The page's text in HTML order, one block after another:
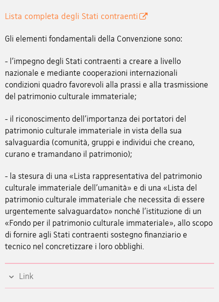
Lista completa degli Stati contraenti
Gli elementi fondamentali della Convenzione sono:
- l'impegno degli Stati contraenti a creare a livello
nazionale e mediante cooperazioni internazionali
condizioni quadro favorevoli alla prassi e alla trasmissione
del patrimonio culturale immateriale;
- il riconoscimento dell'importanza dei portatori del
patrimonio culturale immateriale in vista della sua
salvaguardia (comunità, gruppi e individui che creano,
curano e tramandano il patrimonio);
- la stesura di una «Lista rappresentativa del patrimonio
culturale immateriale dell'umanità» e di una «Lista del
patrimonio culturale immateriale che necessita di essere
urgentemente salvaguardato» nonché l'istituzione di un
«Fondo per il patrimonio culturale immateriale», allo scopo
di fornire agli Stati contraenti sostegno finanziario e
tecnico nel concretizzare i loro obblighi.
Link